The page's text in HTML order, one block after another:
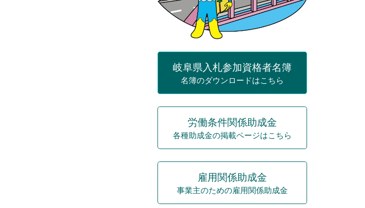
岐阜県入札参加資格者名簿
名簿のダウンロードはこちら
労働条件関係助成金
各種助成金の掲載ページはこちら
雇用関係助成金
事業主のための雇用関係助成金